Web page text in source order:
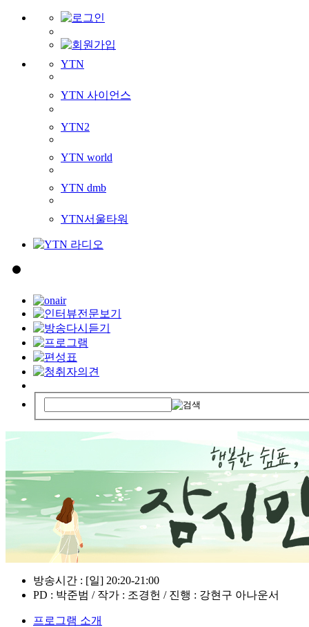
YTN
YTN 사이언스
YTN2
YTN world
YTN dmb
YTN서울타워
방송시간 : [일] 20:20-21:00
PD : 박준범 / 작가 : 조경헌 / 진행 : 강현구 아나운서
프로그램 소개